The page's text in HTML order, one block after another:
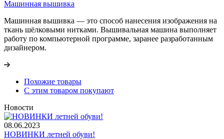
Машинная вышивка
Машинная вышивка — это способ нанесения изображения на
ткань шёлковыми нитками. Вышивальная машина выполняет
работу по компьютерной программе, заранее разработанным
дизайнером.
Похожие товары
С этим товаром покупают
Новости
08.06.2023
НОВИНКИ летней обуви!